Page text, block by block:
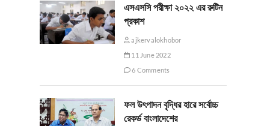
এসএসসি পরীক্ষা ২০২২ এর রুটিন
প্রকাশ
ajkervalokhobor
11 June 2022
6 Comments
ফল উৎপাদন বৃদ্ধির হারে সর্বোচ্চ
রেকর্ড বাংলাদেশের